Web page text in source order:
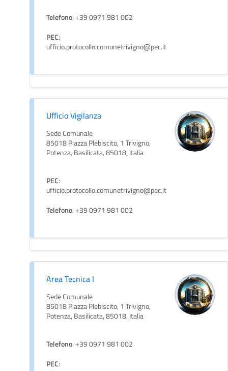
Telefono: +39 0971 981 002
PEC:
ufficio.protocollo.comunetrivigno@pec.it
Ufficio Vigilanza
Sede Comunale
85018 Piazza Plebiscito, 1 Trivigno,
Potenza, Basilicata, 85018, Italia
PEC:
ufficio.protocollo.comunetrivigno@pec.it
Telefono: +39 0971 981 002
Area Tecnica I
Sede Comunale
85018 Piazza Plebiscito, 1 Trivigno,
Potenza, Basilicata, 85018, Italia
Telefono: +39 0971 981 002
PEC: